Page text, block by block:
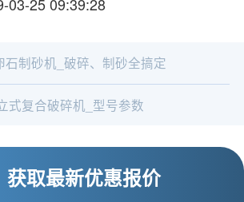
石制砂机_破碎、制砂全搞定
式复合破碎机_型号参数
获取最新优惠报价